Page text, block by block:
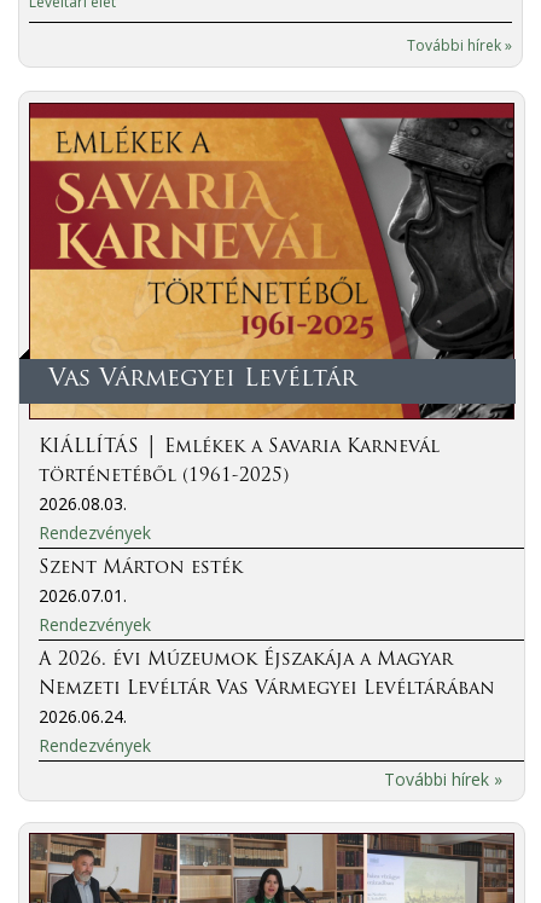
További hírek »
Vas Vármegyei Levéltár
KIÁLLÍTÁS │ Emlékek a Savaria Karnevál
történetéből (1961-2025)
2026.08.03.
Rendezvények
Szent Márton esték
2026.07.01.
Rendezvények
A 2026. évi Múzeumok Éjszakája a Magyar
Nemzeti Levéltár Vas Vármegyei Levéltárában
2026.06.24.
Rendezvények
További hírek »